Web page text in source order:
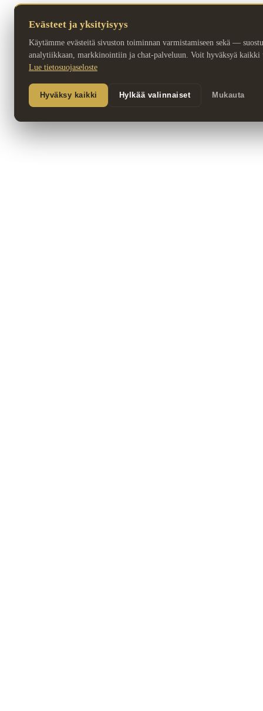
Evästeet ja yksityisyys
Käytämme evästeitä sivuston toiminnan varmistamiseen sekä —
analytiikkaan, markkinointiin ja chat-palveluun. Voit hyväksyä kaikki
Lue tietosuojaseloste
Hyväksy kaikki Hylkää valinnaiset Mukauta